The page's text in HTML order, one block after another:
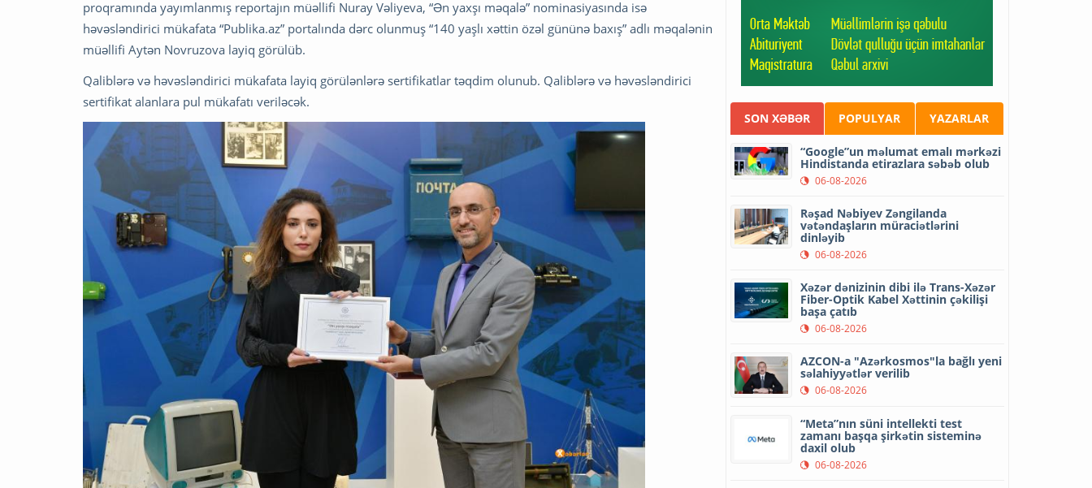
proqramında yayımlanmış reportajın müəllifi Nuray Vəliyeva, “Ən yaxşı məqalə” nominasiyasında isə
həvəsləndirici mükafata “Publika.az” portalında dərc olunmuş “140 yaşlı xəttin özəl gününə baxış” adlı məqalənin
müəllifi Aytən Novruzova layiq görülüb.
Qaliblərə və həvəsləndirici mükafata layiq görülənlərə sertifikatlar təqdim olunub. Qaliblərə və həvəsləndirici
sertifikat alanlara pul mükafatı veriləcək.
SON XƏBƏR POPULYAR YAZARLAR
“Google”un məlumat emalı mərkəzi
Hindistanda etirazlara səbəb olub
06-08-2026
Rəşad Nəbiyev Zəngilanda
vətəndaşların müraciətlərini
dinləyib
06-08-2026
Xəzər dənizinin dibi ilə Trans-Xəzər
Fiber-Optik Kabel Xəttinin çəkilişi
başa çatıb
06-08-2026
AZCON-a "Azərkosmos"la bağlı yeni
səlahiyyətlər verilib
06-08-2026
“Meta”nın süni intellekti test
zamanı başqa şirkətin sisteminə
daxil olub
06-08-2026